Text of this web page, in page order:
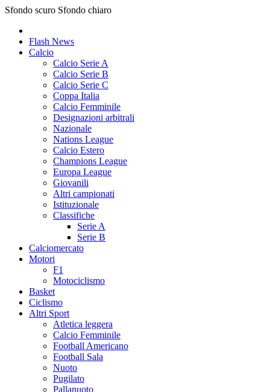
Sfondo scuro Sfondo chiaro
Flash News
Calcio
Calcio Serie A
Calcio Serie B
Calcio Serie C
Coppa Italia
Calcio Femminile
Designazioni arbitrali
Nazionale
Nations League
Calcio Estero
Champions League
Europa League
Giovanili
Altri campionati
Istituzionale
Classifiche
Serie A
Serie B
Calciomercato
Motori
F1
Motociclismo
Basket
Ciclismo
Altri Sport
Atletica leggera
Calcio Femminile
Football Americano
Football Sala
Nuoto
Pugilato
Pallanuoto